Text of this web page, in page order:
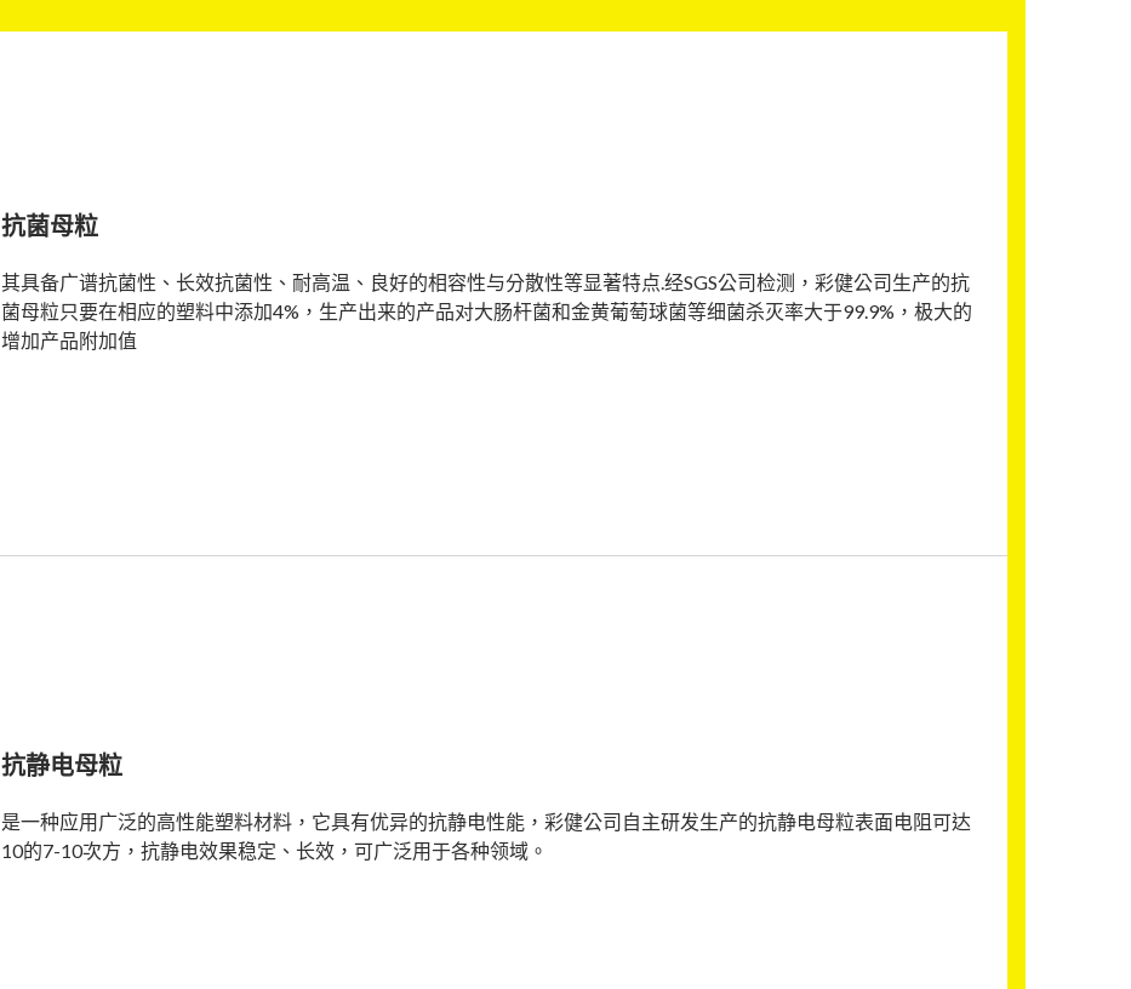
抗菌母粒
其具备广谱抗菌性、长效抗菌性、耐高温、良好的相容性与分散性等显著特点.经SGS公司检测，彩健公司生产的抗
菌母粒只要在相应的塑料中添加4%，生产出来的产品对大肠杆菌和金黄葡萄球菌等细菌杀灭率大于99.9%，极大的
增加产品附加值
抗静电母粒
是一种应用广泛的高性能塑料材料，它具有优异的抗静电性能，彩健公司自主研发生产的抗静电母粒表面电阻可达
10的7-10次方，抗静电效果稳定、长效，可广泛用于各种领域。